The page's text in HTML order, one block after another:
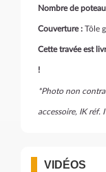
Nombre de
Couverture : Tôle
Cette travée est
!
*Photo non
accessoire, IK réf.
VIDÉOS